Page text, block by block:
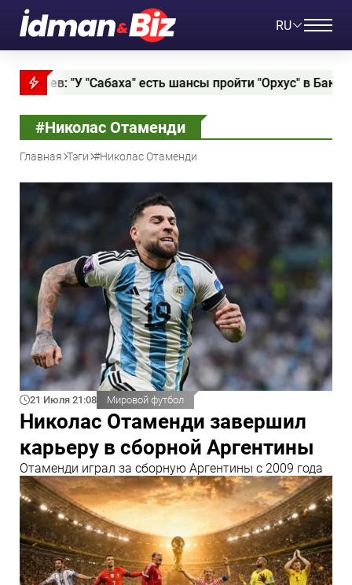
RU
есть шансы пройти "Орхус" в Баку"
#Николас Отаменди
Главная Тэги #Николас Отаменди
21 Июля 21:08 Мировой футбол
Николас Отаменди завершил
карьеру в сборной Аргентины
Отаменди играл за сборную Аргентины с 2009 года